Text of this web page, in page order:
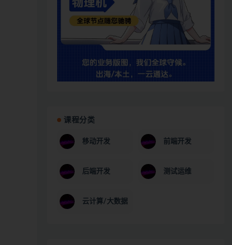
课程分类
移动开发 前端开发
后端开发 测试运维
云计算/大数据